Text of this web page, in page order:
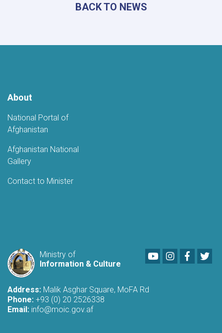
Afghanistan’s
BACK TO NEWS
About
National Portal of
Afghanistan
Afghanistan National
Gallery
Contact to Minister
Ministry of
Information & Culture
YoutubeLinkedIn
Address: Malik Asghar Square, MoFA Rd
Phone: +93 (0) 20 2526338
Email: info@moic.gov.af